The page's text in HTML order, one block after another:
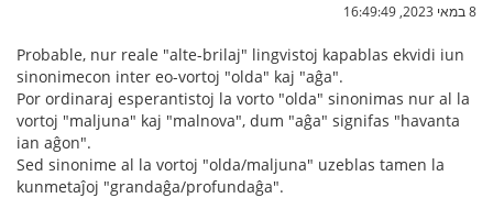
8 במאי 2023, 16:49:49
Probable, nur reale "alte-brilaj" lingvistoj kapablas ekvidi iun
sinonimecon inter eo-vortoj "olda" kaj "aĝa".
Por ordinaraj esperantistoj la vorto "olda" sinonimas nur al la
vortoj "maljuna" kaj "malnova", dum "aĝa" signifas "havanta
ian aĝon".
Sed sinonime al la vortoj "olda/maljuna" uzeblas tamen la
kunmetaĵoj "grandaĝa/profundaĝa".